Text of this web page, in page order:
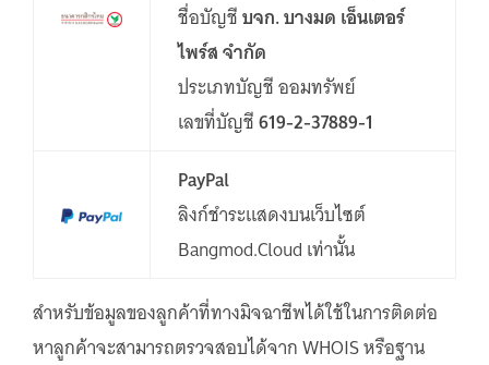
ชื่อบัญชีบจก. บางมด เอ็นเตอร์
ไพร์ส จํากัด
ประเภทบัญชี ออมทรัพย์
เลขที่บัญชี619-2-37889-1
PayPal
ลิงก์ชำระแสดงบนเว็บไซต์
Bangmod.Cloud เท่านั้น
สำหรับข้อมูลของลูกค้าที่ทางมิจฉาชีพได้ใช้ในการติดต่อ
หาลูกค้าจะสามารถตรวจสอบได้จาก WHOIS หรือฐาน